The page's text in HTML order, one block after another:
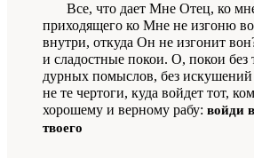
Все, что дает Мне Отец, ко
приходящего ко Мне не изгоню
внутри, откуда Он не изгонит
и сладостные покои. О, покои без
дурных помыслов, без искушений
не те чертоги, куда войдет тот,
хорошему и верному рабу: войди
твоего